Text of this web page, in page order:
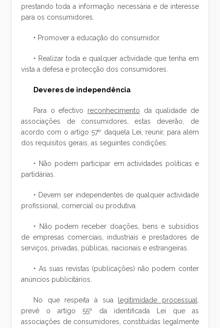
prestando toda a informação necessária e de interesse
para os consumidores.
• Promover a educação do consumidor.
• Realizar toda e qualquer actividade que tenha em
vista a defesa e protecção dos consumidores.
Deveres de independência
Para o efectivo reconhecimento da qualidade de
associações de consumidores, estas deverão, de
acordo com o artigo 57º daquela Lei, reunir, para além
dos requisitos gerais, as seguintes condições:
• Não podem participar em actividades políticas e
partidárias.
• Devem ser independentes de qualquer actividade
profissional, comercial ou produtiva.
• Não podem receber doações, bens e subsídios
de empresas comerciais, industriais e prestadores de
serviços, privadas, públicas, nacionais e estrangeiras.
• As suas revistas (publicações) não podem conter
anúncios publicitários.
No que respeita à sua legitimidade processual
prevê o artigo 55º da identificada Lei que as
associações de consumidores, constituídas legalmente